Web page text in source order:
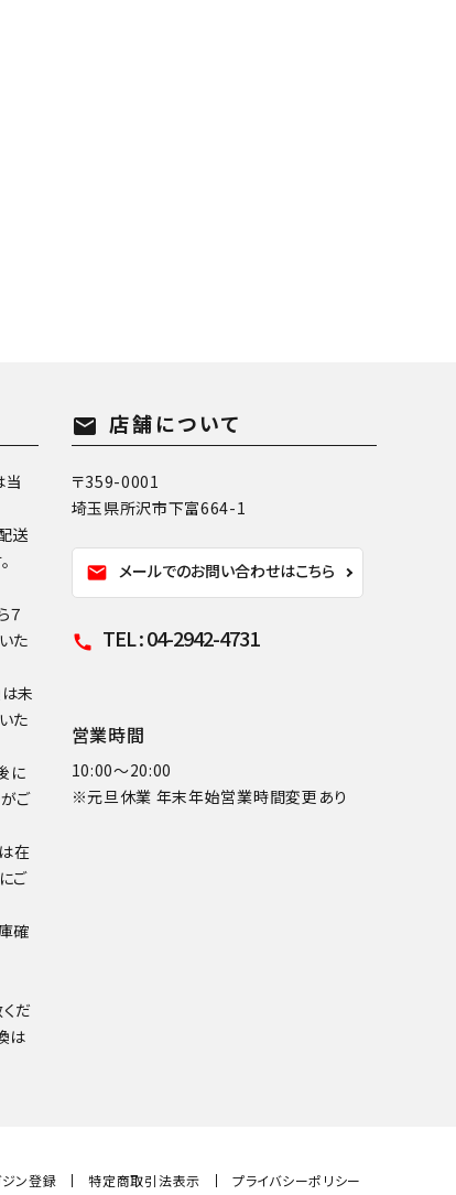
当
送
７
た
未
た
に
ご
在
ご
確
だ
は
mail 店舗について
〒359-0001
埼玉県所沢市下富664-1
mail メールでのお問い合わせはこちら
call TEL : 04-2942-4731
営業時間
10:00～20:00
※元旦休業 年末年始営業時間変更あり
ジン登録 特定商取引法表示 プライバシーポリシー